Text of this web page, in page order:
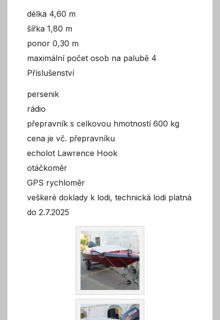
délka 4,60 m
šířka 1,80 m
ponor 0,30 m
maximální počet osob na palubě 4
Příslušenství
persenik
rádio
přepravník s celkovou hmotností 600 kg
cena je vč. přepravníku
echolot Lawrence Hook
otáčkoměr
GPS rychloměr
veškeré doklady k lodi, technická lodi platná
do 2.7.2025